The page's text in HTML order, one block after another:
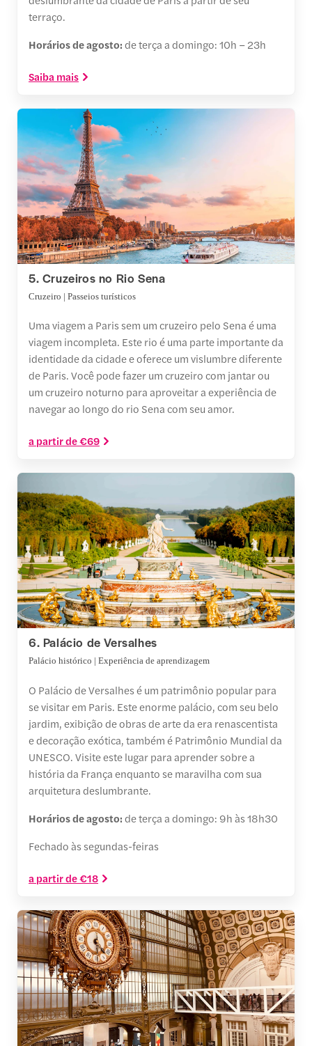
terraço.
Horários de agosto:de terça a domingo: 10h – 23h
Saiba mais
5. Cruzeiros no Rio Sena
Cruzeiro | Passeios turísticos
Uma viagem a Paris sem um cruzeiro pelo Sena é uma
viagem incompleta. Este rio é uma parte importante da
identidade da cidade e oferece um vislumbre diferente
de Paris. Você pode fazer um cruzeiro com jantar ou
um cruzeiro noturno para aproveitar a experiência de
navegar ao longo do rio Sena com seu amor.
a partir de €69
6. Palácio de Versalhes
Palácio histórico | Experiência de aprendizagem
O Palácio de Versalhes é um patrimônio popular para
se visitar em Paris. Este enorme palácio, com seu belo
jardim, exibição de obras de arte da era renascentista
e decoração exótica, também é Patrimônio Mundial da
UNESCO. Visite este lugar para aprender sobre a
história da França enquanto se maravilha com sua
arquitetura deslumbrante.
Horários de agosto:de terça a domingo: 9h às 18h30
Fechado às segundas-feiras
a partir de €18